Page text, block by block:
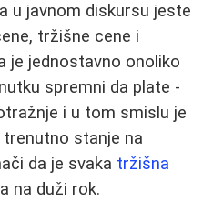
u javnom diskursu jeste
tržišne cene i
je jednostavno onoliko
spremni da plate -
i u tom smislu je
trenutno stanje na
da je svaka tržišna
na duži rok.